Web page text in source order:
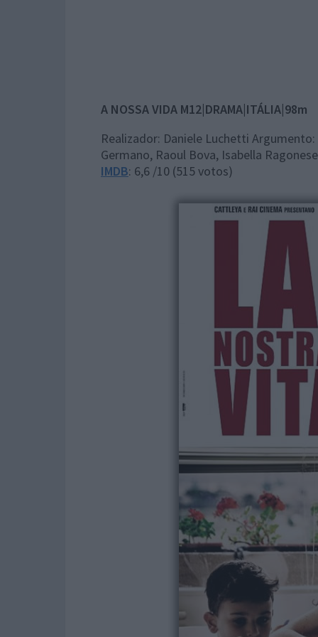
A NOSSA VIDA M12|DRAMA|ITÁLIA|98m
Realizador: Daniele Luchetti
Germano, Raoul Bova, Isabella
IMDB: 6,6 /10 (515 votos)